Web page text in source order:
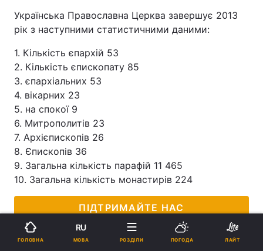
Українська Православна Церква завершує 2013
рік з наступними статистичними даними:
1. Кількість єпархій 53
2. Кількість єпископату 85
3. єпархіальних 53
4. вікарних 23
5. на спокої 9
6. Митрополитів 23
7. Архієпископів 26
8. Єпископів 36
9. Загальна кількість парафій 11 465
10. Загальна кількість монастирів 224
ПІДТРИМАЙТЕ НАС
ГОЛОВНА
RU
МОВА РОЗДІЛИ ПОГОДА ЛАЙТ